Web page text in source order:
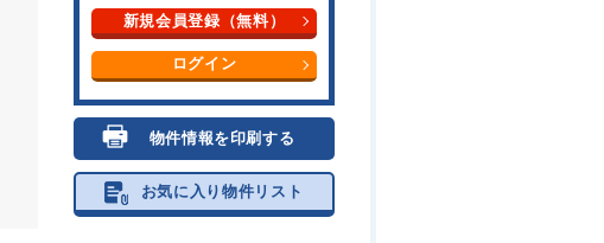
新規会員登録（無料）
ログイン
物件情報を印刷する
お気に入り物件リスト